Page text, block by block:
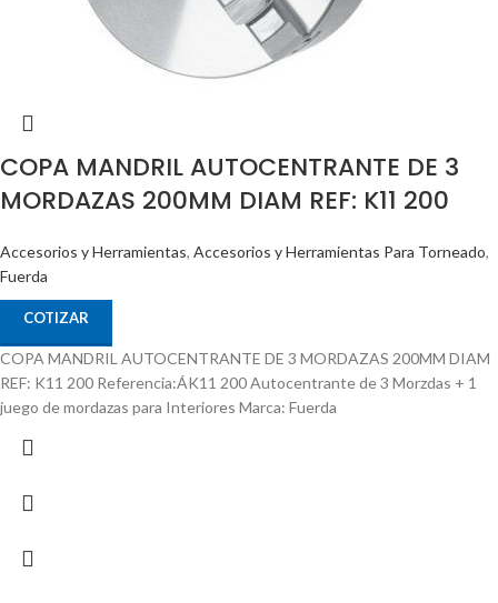
COPA MANDRIL AUTOCENTRANTE DE 3
MORDAZAS 200MM DIAM REF: K11 200
Accesorios y Herramientas, Accesorios y Herramientas Para Torneado,
Fuerda
COTIZAR
COPA MANDRIL AUTOCENTRANTE DE 3 MORDAZAS 200MM DIAM
REF: K11 200 Referencia:ÁK11 200 Autocentrante de 3 Morzdas + 1
juego de mordazas para Interiores Marca: Fuerda